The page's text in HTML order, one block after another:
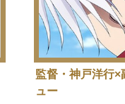
監督・神戸洋行×
ュー